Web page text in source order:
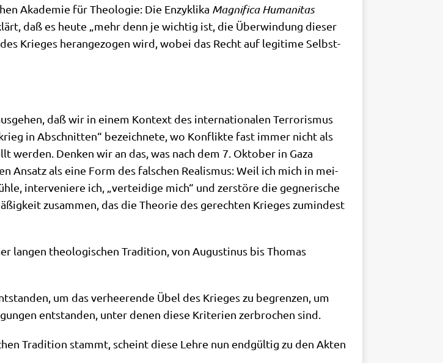
Aka­de­mie für Theo­lo­gie: Die Enzy­kli­ka Magni­fi­ca Huma­ni­tas
daß es heu­te „mehr denn je wich­tig ist, die Über­win­dung die­ser
Krie­ges her­an­ge­zo­gen wird, wobei das Recht auf legi­ti­me Selbst­
daß wir in einem Kon­text des inter­na­tio­na­len Ter­ro­ris­mus
in Abschnit­ten“ bezeich­ne­te, wo Kon­flik­te fast immer nicht als
Den­ken wir an das, was nach dem 7. Okto­ber in Gaza
Ansatz als eine Form des fal­schen Rea­lis­mus: Weil ich mich in mei­
inter­ve­nie­re ich, „ver­tei­di­ge mich“ und zer­stö­re die geg­ne­ri­sche
zusam­men, das die Theo­rie des gerech­ten Krie­ges zumin­dest
lan­gen theo­lo­gi­schen Tra­di­ti­on, von Augu­sti­nus bis Tho­mas
um das ver­hee­ren­de Übel des Krie­ges zu begren­zen, um
ent­stan­den, unter denen die­se Kri­te­ri­en zer­bro­chen sind.
Tra­di­ti­on stammt, scheint die­se Leh­re nun end­gül­tig zu den Akten